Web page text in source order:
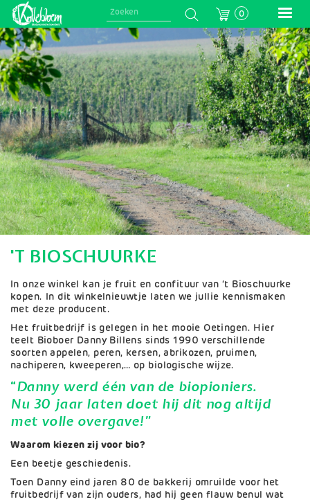
Skip
main
navigation
0
Afbeelding
'T BIOSCHUURKE
In onze winkel kan je fruit en confituur van ‘t Bioschuurke
kopen. In dit winkelnieuwtje laten we jullie kennismaken
met deze producent.
Het fruitbedrijf is gelegen in het mooie Oetingen. Hier
teelt Bioboer Danny Billens sinds 1990 verschillende
soorten appelen, peren, kersen, abrikozen, pruimen,
nachiperen, kweeperen,… op biologische wijze.
“Danny werd één van de biopioniers.
Nu 30 jaar laten doet hij dit nog altijd
met volle overgave!”
Waarom kiezen zij voor bio?
Een beetje geschiedenis.
Toen Danny eind jaren 80 de bakkerij omruilde voor het
fruitbedrijf van zijn ouders, had hij geen flauw benul wat